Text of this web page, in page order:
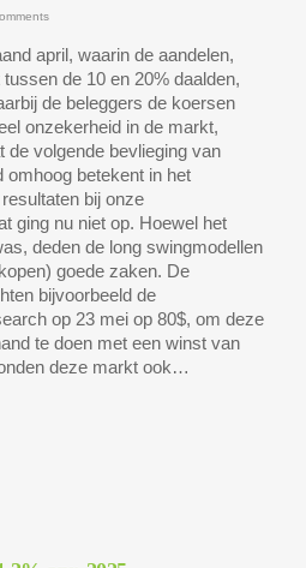
april, waarin de aandelen,
de 10 en 20% daalden,
de beleggers de koersen
onzekerheid in de markt,
de volgende bevlieging van
omhoog betekent in het
bij onze
ging nu niet op. Hoewel het
deden de long swingmodellen
goede zaken. De
bijvoorbeeld de
op 23 mei op 80$, om deze
te doen met een winst van
deze markt ook…